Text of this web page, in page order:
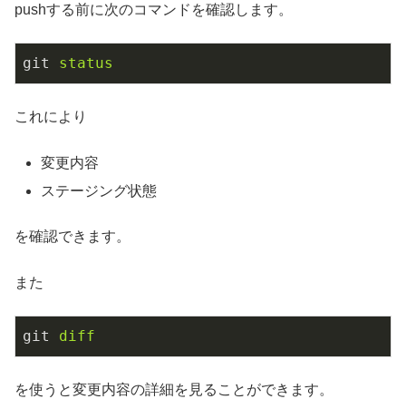
pushする前に次のコマンドを確認します。
git status
これにより
変更内容
ステージング状態
を確認できます。
また
git diff
を使うと変更内容の詳細を見ることができます。